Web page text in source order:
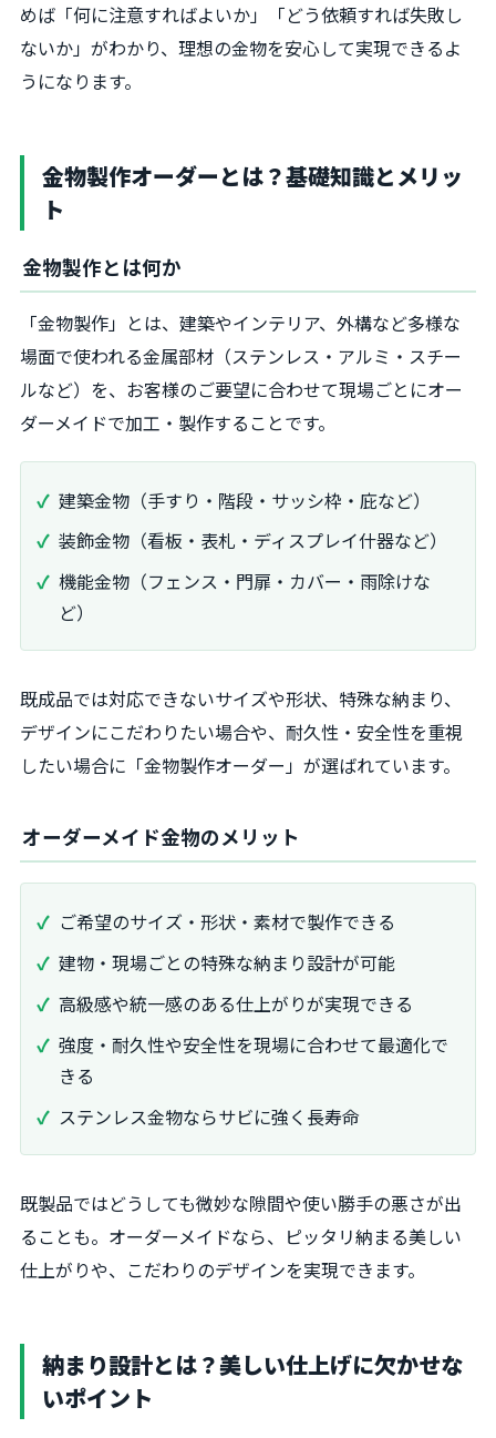
めば「何に注意すればよいか」「どう依頼すれば失敗し
ないか」がわかり、理想の金物を安心して実現できるよ
うになります。
金物製作オーダーとは？基礎知識とメリッ
ト
金物製作とは何か
「金物製作」とは、建築やインテリア、外構など多様な
場面で使われる金属部材（ステンレス・アルミ・スチー
ルなど）を、お客様のご要望に合わせて現場ごとにオー
ダーメイドで加工・製作することです。
建築金物（手すり・階段・サッシ枠・庇など）
装飾金物（看板・表札・ディスプレイ什器など）
機能金物（フェンス・門扉・カバー・雨除けな
ど）
既成品では対応できないサイズや形状、特殊な納まり、
デザインにこだわりたい場合や、耐久性・安全性を重視
したい場合に「金物製作オーダー」が選ばれています。
オーダーメイド金物のメリット
ご希望のサイズ・形状・素材で製作できる
建物・現場ごとの特殊な納まり設計が可能
高級感や統一感のある仕上がりが実現できる
強度・耐久性や安全性を現場に合わせて最適化で
きる
ステンレス金物ならサビに強く長寿命
既製品ではどうしても微妙な隙間や使い勝手の悪さが出
ることも。オーダーメイドなら、ピッタリ納まる美しい
仕上がりや、こだわりのデザインを実現できます。
納まり設計とは？美しい仕上げに欠かせな
いポイント